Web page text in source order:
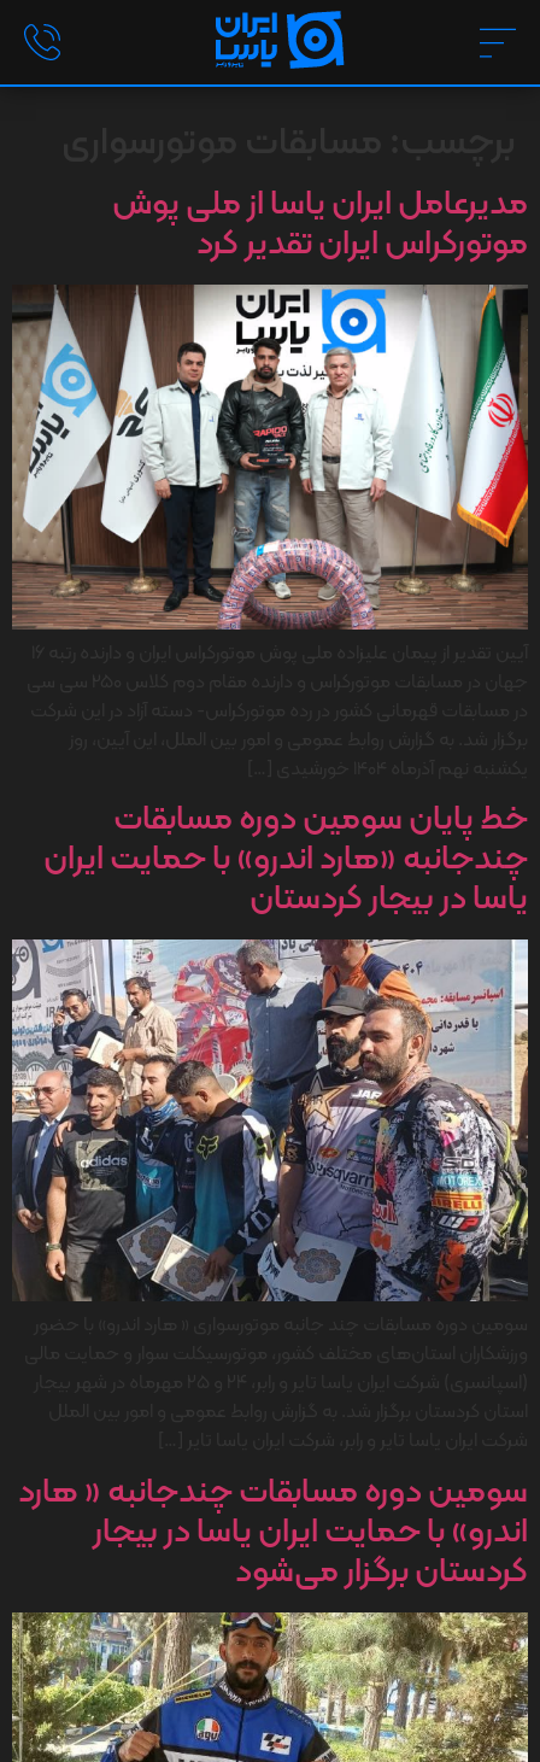
مدیرعامل ایران یاسا از ملی پوش
موتورکراس ایران تقدیر کرد
خط پایان سومین دوره مسابقات
چندجانبه «هارد اندرو» با حمایت ایران
یاسا در بیجار کردستان
سومین دوره مسابقات چندجانبه « هارد
اندرو» با حمایت ایران یاسا در بیجار
کردستان برگزار می‌شود